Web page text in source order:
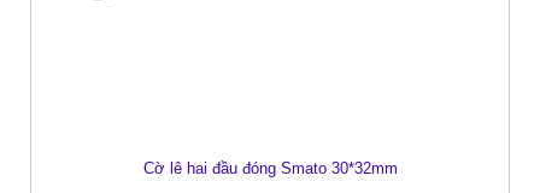
Cờ lê hai đầu đóng Smato 30*32mm